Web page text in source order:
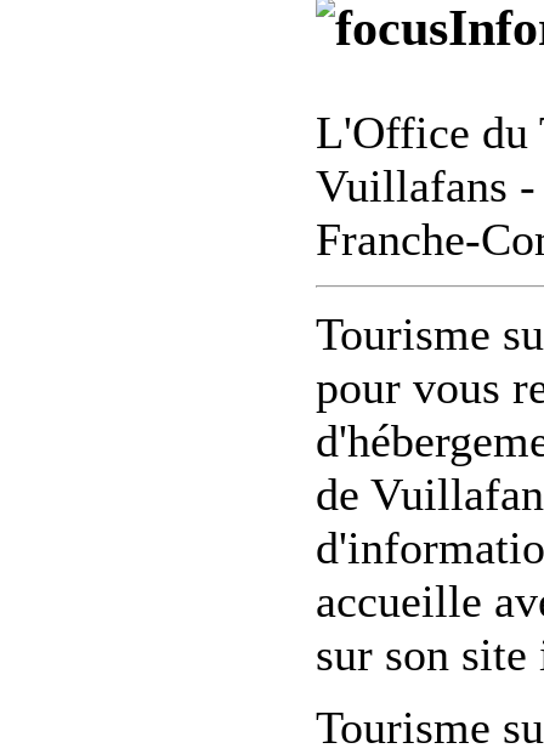
L'Office du
Vuillafans -
Franche-
Tourisme
pour vous
de
accueille
sur son
Tourisme